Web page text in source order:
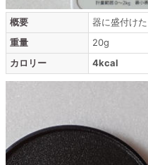
概要
器に盛付け
重量
20g
カロリー
4kcal